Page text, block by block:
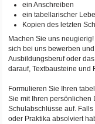
ein Anschreiben
ein tabellarischer
Kopien des letzten
Machen Sie uns
sich bei uns bewerben
Ausbildungsberuf oder
darauf, Textbausteine und
Formulieren Sie Ihren
Sie mit Ihren persönlichen
Schulabschlüsse auf.
oder Praktika absolviert